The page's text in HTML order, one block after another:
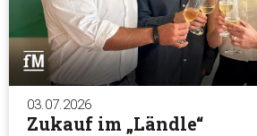
03.07.2026
Zukauf im „Ländle“